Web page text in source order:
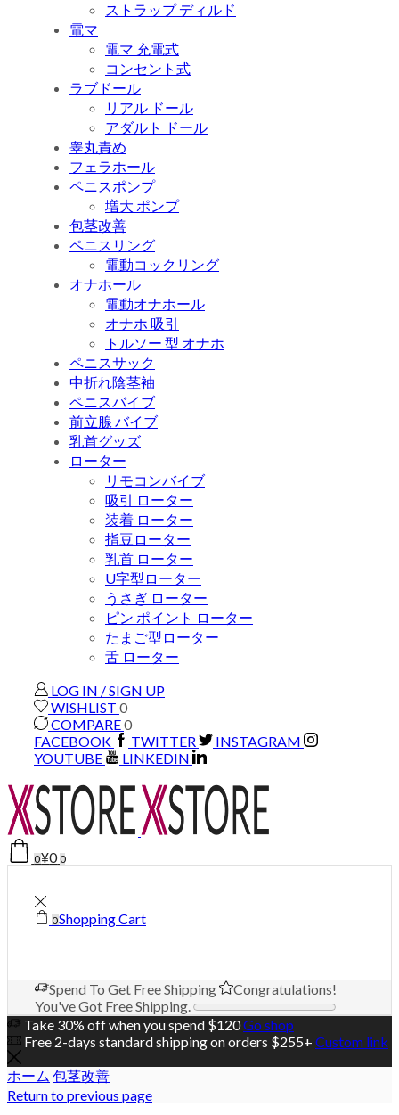
ストラップ ディルド
電マ
電マ 充電式
コンセント式
ラブドール
リアル ドール
アダルト ドール
睾丸責め
フェラホール
ペニスポンプ
増大 ポンプ
包茎改善
ペニスリング
電動コックリング
オナホール
電動オナホール
オナホ 吸引
トルソー 型 オナホ
ペニスサック
中折れ陰茎袖
ペニスバイブ
前立腺 バイブ
乳首グッズ
ローター
リモコンバイブ
吸引 ローター
装着 ローター
指豆ローター
乳首 ローター
U字型ローター
うさぎ ローター
ピン ポイント ローター
たまご型ローター
舌 ローター
LOG IN / SIGN UP
WISHLIST 0
COMPARE0
FACEBOOK
TWITTER
INSTAGRAM
YOUTUBE
LINKEDIN
0¥0 0
0Shopping Cart
Spend To Get Free Shipping
Congratulations!
You've Got Free Shipping.
Take 30% off when you spend $120Go shop
Free 2-days standard shipping on orders $255+ Custom link
ホーム 包茎改善
Return to previous page